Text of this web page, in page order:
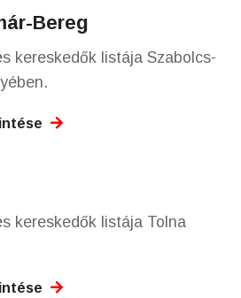
Bereg
kereskedők listája Szabolcs-
kereskedők listája Tolna